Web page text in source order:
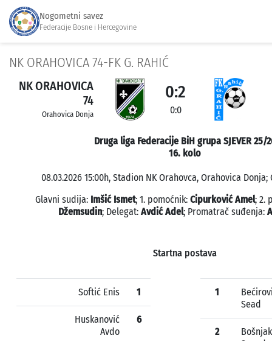
Nogometni savez
Federacije Bosne i Hercegovine
NK ORAHOVICA 74-FK G. RAHIĆ
NK ORAHOVICA
74
Orahovica Donja
0:2
0:0
Druga liga Federacije BiH grupa SJEVER 25/
16. kolo
08.03.2026 15:00h, Stadion NK Orahovca, Orahovica Donja;
Glavni sudija: Imšić Ismet; 1. pomoćnik: Cipurković Amel; 2.
Džemsudin; Delegat: Avdić Adel; Promatrač suđenja:
Startna postava
Softić Enis 1
Huskanović
Avdo
6
1
Sead
2